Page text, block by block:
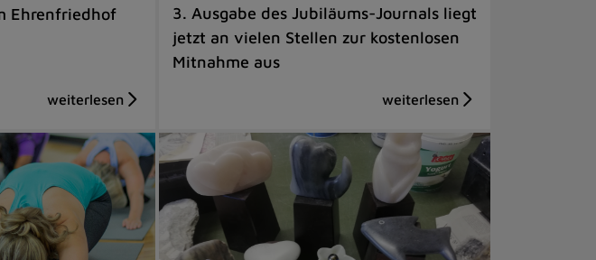
Ehrenfriedhof
3. Ausgabe des Jubiläums-Journals liegt
jetzt an vielen Stellen zur kostenlosen
Mitnahme aus